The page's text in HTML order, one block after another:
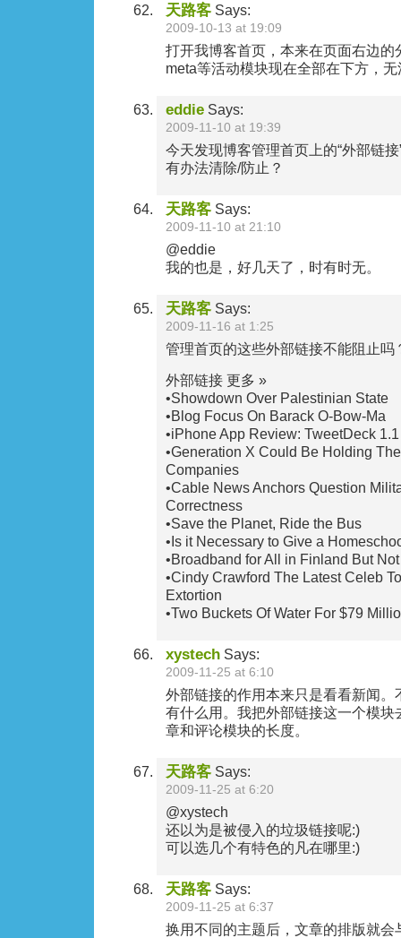
天路客 Says:
2009-10-13 at 19:09
打开我博客首页，本来在页面右边的
meta等活动模块现在全部在下方，
eddie Says:
2009-11-10 at 19:39
今天发现博客管理首页上的“外部链
有办法清除/防止？
天路客 Says:
2009-11-10 at 21:10
@eddie
我的也是，好几天了，时有时无。
天路客 Says:
2009-11-16 at 1:25
管理首页的这些外部链接不能阻止吗
外部链接 更多 »
•Showdown Over Palestinian State
•Blog Focus On Barack O-Bow-Ma
•iPhone App Review: TweetDeck
•Generation X Could Be Holding
Companies
•Cable News Anchors Question
Correctness
•Save the Planet, Ride the Bus
•Is it Necessary to Give a
•Broadband for All in Finland But
•Cindy Crawford The Latest Celeb
Extortion
•Two Buckets Of Water For $79
xystech Says:
2009-11-25 at 6:10
外部链接的作用本来只是看看新闻。
有什么用。我把外部链接这一个模块
章和评论模块的长度。
天路客 Says:
2009-11-25 at 6:20
@xystech
还以为是被侵入的垃圾链接呢:)
可以选几个有特色的凡在哪里:)
天路客 Says:
2009-11-25 at 6:37
换用不同的主题后，文章的排版就会